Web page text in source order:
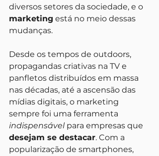
diversos setores da sociedade, e o
marketing está no meio dessas
mudanças.
Desde os tempos de outdoors,
propagandas criativas na TV e
panfletos distribuídos em massa
nas décadas, até a ascensão das
mídias digitais, o marketing
sempre foi uma ferramenta
indispensável para empresas que
desejam se destacar. Com a
popularização de smartphones,